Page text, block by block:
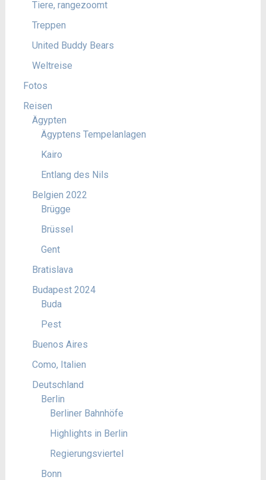
Tiere, rangezoomt
Treppen
United Buddy Bears
Weltreise
Fotos
Reisen
Ägypten
Ägyptens Tempelanlagen
Kairo
Entlang des Nils
Belgien 2022
Brügge
Brüssel
Gent
Bratislava
Budapest 2024
Buda
Pest
Buenos Aires
Como, Italien
Deutschland
Berlin
Berliner Bahnhöfe
Highlights in Berlin
Regierungsviertel
Bonn